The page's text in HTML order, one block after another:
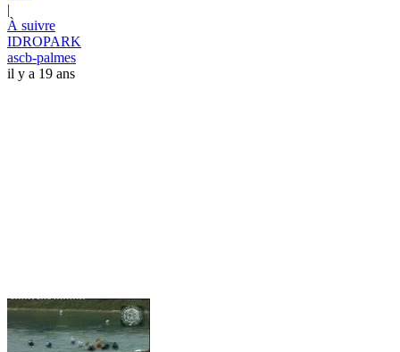
|
À suivre
IDROPARK
ascb-palmes
il y a 19 ans